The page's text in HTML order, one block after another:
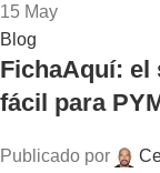
15 May
Blog
FichaAquí: el
fácil para
Publicado por